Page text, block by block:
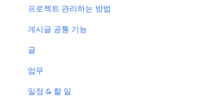
KT cloud BizWorks 서버 작업
공지 관련 자주 묻는 질문
프로젝트 관리하는 방법
게시글 공통 기능
글
업무
일정 & 할 일